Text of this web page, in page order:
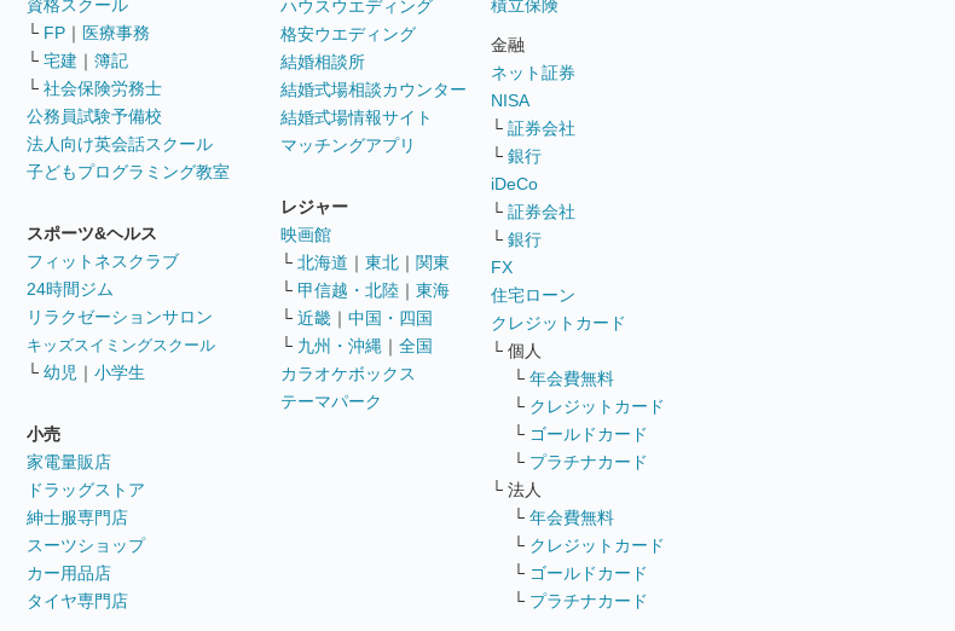
資格スクール
└ FP ｜ 医療事務
└ 宅建 ｜ 簿記
└ 社会保険労務士
公務員試験予備校
法人向け英会話スクール
子どもプログラミング教室
スポーツ&ヘルス
フィットネスクラブ
24時間ジム
リラクゼーションサロン
キッズスイミングスクール
└ 幼児 ｜ 小学生
小売
家電量販店
ドラッグストア
紳士服専門店
スーツショップ
カー用品店
タイヤ専門店
ハウスウエディング
格安ウエディング
結婚相談所
結婚式場相談カウンター
結婚式場情報サイト
マッチングアプリ
レジャー
映画館
└ 北海道 ｜ 東北 ｜ 関東
└ 甲信越・北陸 ｜ 東海
└ 近畿 ｜ 中国・四国
└ 九州・沖縄 ｜ 全国
カラオケボックス
テーマパーク
積立保険
金融
ネット証券
NISA
└ 証券会社
└ 銀行
iDeCo
└ 証券会社
└ 銀行
FX
住宅ローン
クレジットカード
└ 個人
└ 年会費無料
└ クレジットカード
└ ゴールドカード
└ プラチナカード
└ 法人
└ 年会費無料
└ クレジットカード
└ ゴールドカード
└ プラチナカード